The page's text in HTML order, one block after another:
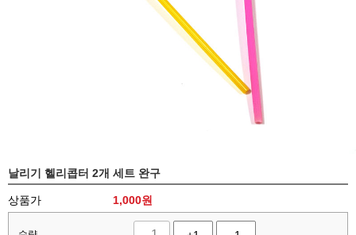
날리기 헬리콥터 2개 세트 완구
상품가 1,000원